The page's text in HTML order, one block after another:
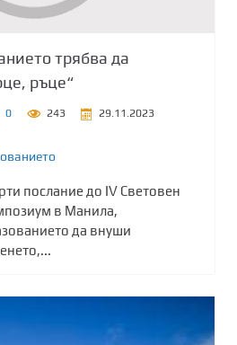
трябва да
ръце“
0 243 29.11.2023
послание до IV Световен
в Манила,
да внуши